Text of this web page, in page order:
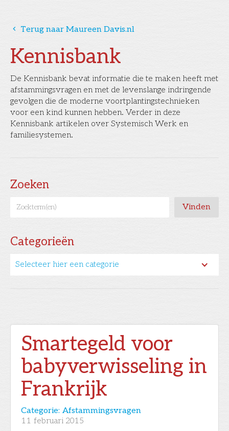
Kennisbank
De Kennisbank bevat informatie die te maken heeft met
afstammingsvragen en met de levenslange indringende
gevolgen die de moderne voortplantingstechnieken
voor een kind kunnen hebben. Verder in deze
Kennisbank artikelen over Systemisch Werk en
familiesystemen.
Zoeken
Categorieën
Selecteer hier een categorie
󰅁 Terug naar Maureen Davis.nl
Smartegeld voor
babyverwisseling in
Frankrijk
Categorie: Afstammingsvragen
11 februari 2015